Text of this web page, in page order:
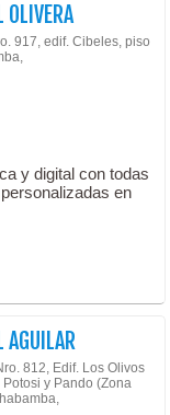
OLIVERA
917, edif. Cibeles, piso
y digital con todas
en
AGUILAR
812, Edif. Los Olivos
Potosi y Pando (Zona